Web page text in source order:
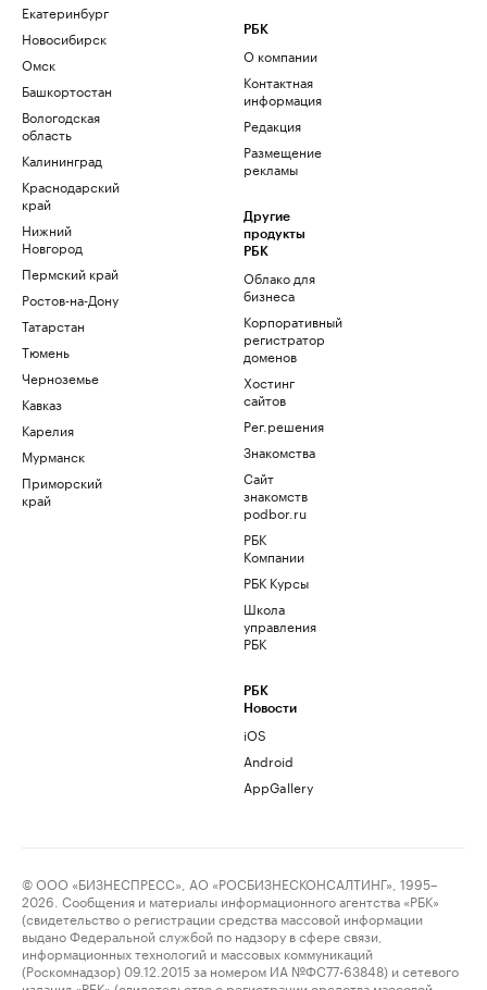
Екатеринбург
Новосибирск
Омск
Башкортостан
Вологодская
область
Калининград
Краснодарский
край
Нижний
Новгород
Пермский край
Ростов-на-Дону
Татарстан
Тюмень
Черноземье
Кавказ
Карелия
Мурманск
Приморский
край
РБК
О компании
Контактная
информация
Редакция
Размещение
рекламы
Другие
продукты
РБК
Облако для
бизнеса
Корпоративный
регистратор
доменов
Хостинг
сайтов
Рег.решения
Знакомства
Сайт
знакомств
podbor.ru
РБК
Компании
РБК Курсы
Школа
управления
РБК
РБК
Новости
iOS
Android
AppGallery
© ООО «БИЗНЕСПРЕСС», АО «РОСБИЗНЕСКОНСАЛТИНГ», 1995–
2026. Сообщения и материалы информационного агентства «РБК»
(свидетельство о регистрации средства массовой информации
выдано Федеральной службой по надзору в сфере связи,
информационных технологий и массовых коммуникаций
(Роскомнадзор) 09.12.2015 за номером ИА №ФС77-63848) и сетевого